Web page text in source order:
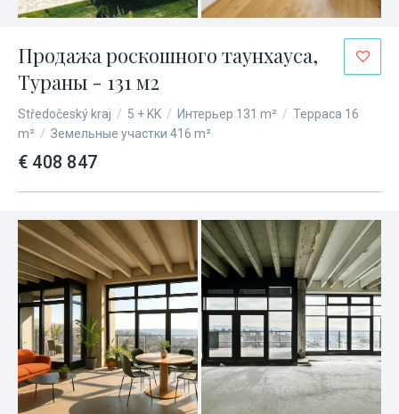
Продажа роскошного таунхауса,
Тураны - 131 м2
Středočeský kraj / 5 + KK / Интерьер 131 m² / Терраса 16
m² / Земельные участки 416 m²
€ 408 847